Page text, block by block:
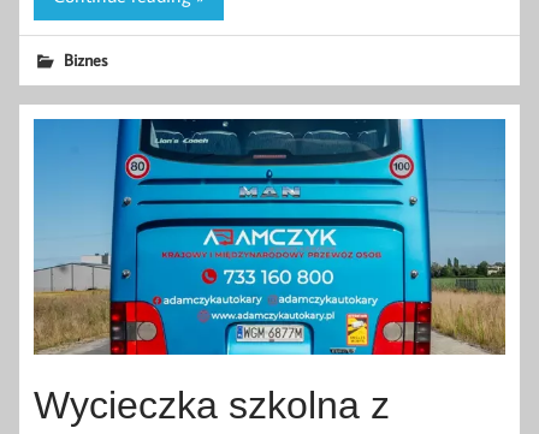
Biznes
Wycieczka szkolna z